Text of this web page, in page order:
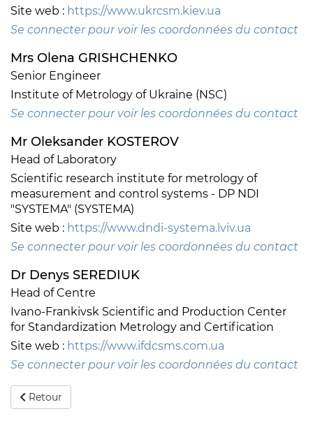
Site web : https://www.ukrcsm.kiev.ua
Se connecter pour voir les coordonnées du contact
Mrs Olena GRISHCHENKO
Senior Engineer
Institute of Metrology of Ukraine (NSC)
Se connecter pour voir les coordonnées du contact
Mr Oleksander KOSTEROV
Head of Laboratory
Scientific research institute for metrology of
measurement and control systems - DP NDI
"SYSTEMA" (SYSTEMA)
Site web : https://www.dndi-systema.lviv.ua
Se connecter pour voir les coordonnées du contact
Dr Denys SEREDIUK
Head of Centre
Ivano-Frankivsk Scientific and Production Center
for Standardization Metrology and Certification
Site web : https://www.ifdcsms.com.ua
Se connecter pour voir les coordonnées du contact
Retour